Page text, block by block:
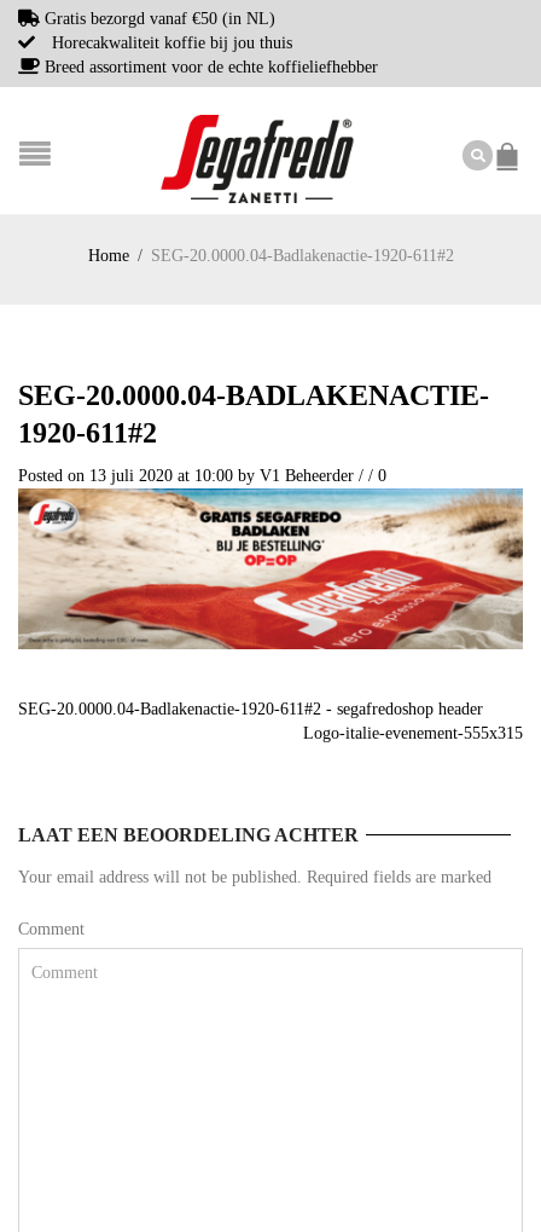
Gratis bezorgd vanaf €50 (in NL)
Horecakwaliteit koffie bij jou thuis
Breed assortiment voor de echte koffieliefhebber
Home / SEG-20.0000.04-Badlakenactie-1920-611#2
SEG-20.0000.04-BADLAKENACTIE-
1920-611#2
Posted on 13 juli 2020 at 10:00 by V1 Beheerder / / 0
SEG-20.0000.04-Badlakenactie-1920-611#2 - segafredoshop header
Logo-italie-evenement-555x315
LAAT EEN BEOORDELING ACHTER
Your email address will not be published. Required fields are marked
Comment